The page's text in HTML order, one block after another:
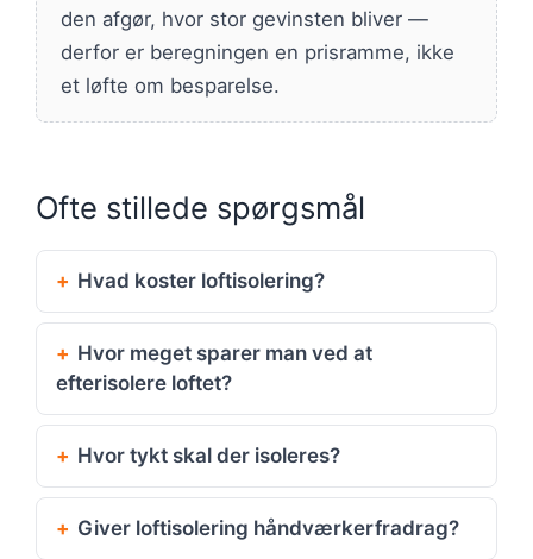
den afgør, hvor stor gevinsten bliver —
derfor er beregningen en prisramme, ikke
et løfte om besparelse.
Ofte stillede spørgsmål
Hvad koster loftisolering?
Hvor meget sparer man ved at
efterisolere loftet?
Hvor tykt skal der isoleres?
Giver loftisolering håndværkerfradrag?